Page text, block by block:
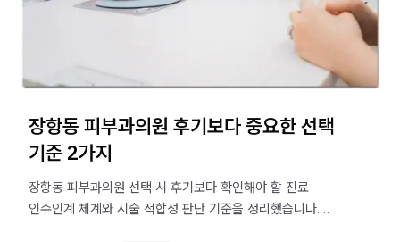
장항동 피부과의원 후기보다 중요한 선택
기준 2가지
장항동 피부과의원 선택 시 후기보다 확인해야 할 진료
인수인계 체계와 시술 적합성 판단 기준을 정리했습니다.